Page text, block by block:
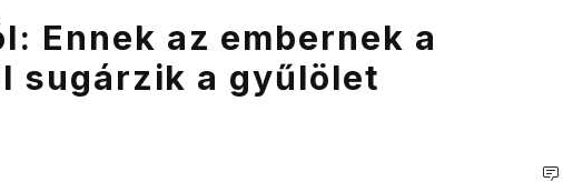
Ennek az embernek a
sugárzik a gyűlölet